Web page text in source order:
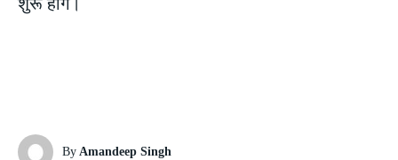
By Amandeep Singh